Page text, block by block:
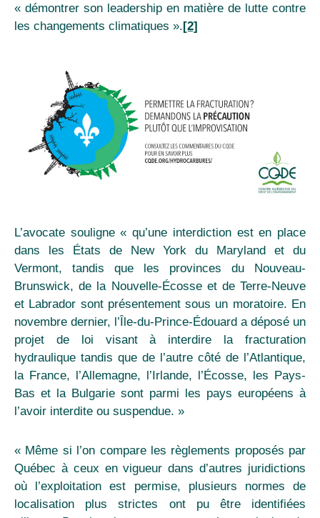
« démontrer son leadership en matière de lutte contre
les changements climatiques ».[2]
L’avocate souligne « qu’une interdiction est en place
dans les États de New York du Maryland et du
Vermont, tandis que les provinces du Nouveau-
Brunswick, de la Nouvelle-Écosse et de Terre-Neuve
et Labrador sont présentement sous un moratoire. En
novembre dernier, l’Île-du-Prince-Édouard a déposé un
projet de loi visant à interdire la fracturation
hydraulique tandis que de l’autre côté de l’Atlantique,
la France, l’Allemagne, l’Irlande, l’Écosse, les Pays-
Bas et la Bulgarie sont parmi les pays européens à
l’avoir interdite ou suspendue. »
« Même si l’on compare les règlements proposés par
Québec à ceux en vigueur dans d’autres juridictions
où l’exploitation est permise, plusieurs normes de
localisation plus strictes ont pu être identifiées